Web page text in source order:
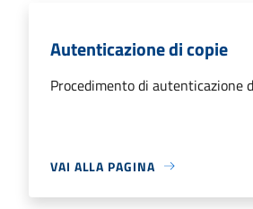
Autenticazione di copie
Procedimento di autenticazione
VAI ALLA PAGINA